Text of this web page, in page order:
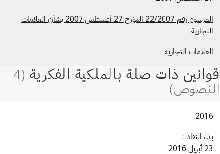
المرسوم رقم 22/2007 المؤرخ 27 أغسطس 2007 بشأن العلامات
التجارية
النفاذ :